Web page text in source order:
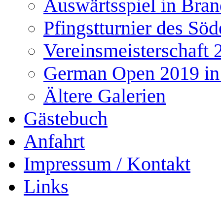
Auswärtsspiel in
Pfingstturnier des
Vereinsmeisterschaft
German Open 2019
Ältere Galerien
Gästebuch
Anfahrt
Impressum / Kontakt
Links